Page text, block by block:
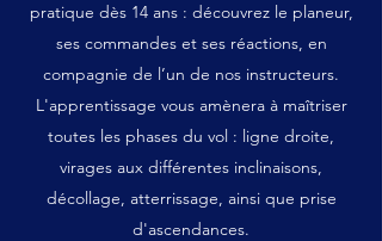
pratique dès 14 ans : découvrez le planeur,
ses commandes et ses réactions, en
compagnie de l’un de nos instructeurs.
L'apprentissage vous amènera à maîtriser
toutes les phases du vol : ligne droite,
virages aux différentes inclinaisons,
décollage, atterrissage, ainsi que prise
d'ascendances.